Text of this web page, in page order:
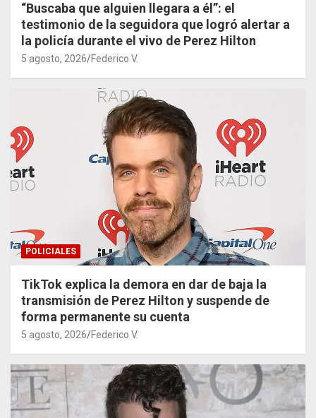
“Buscaba que alguien llegara a él”: el
testimonio de la seguidora que logró alertar a
la policía durante el vivo de Perez Hilton
5 agosto, 2026 Federico V.
POLICIALES
TikTok explica la demora en dar de baja la
transmisión de Perez Hilton y suspende de
forma permanente su cuenta
5 agosto, 2026 Federico V.